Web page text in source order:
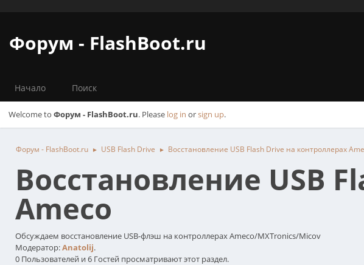
Форум - FlashBoot.ru
Начало Поиск
Welcome to Форум - FlashBoot.ru. Please log in orsign up.
Форум - FlashBoot.ru ► USB Flash Drive ► Восстановление USB Flash Drive на контроллерах
Восстановление USB
Ameco
Обсуждаем восстановление USB-флэш на контроллерах Ameco/MXTronics/Micov
Модератор:Anatolij.
0 Пользователей и 6 Гостей просматривают этот раздел.